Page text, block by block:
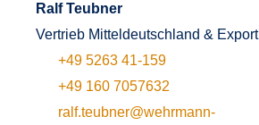
Ralf Teubner
Vertrieb Mitteldeutschland & Export
+49 5263 41-159
+49 160 7057632
ralf.teubner@wehrmann-